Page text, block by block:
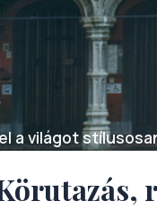
a világot